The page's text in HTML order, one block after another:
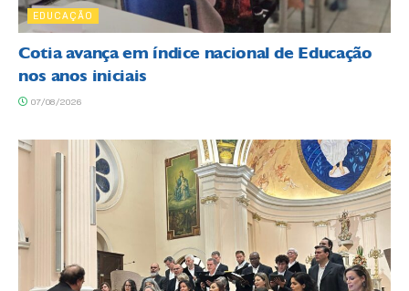
EDUCAÇÃO
Cotia avança em índice nacional de Educação
nos anos iniciais
07/08/2026